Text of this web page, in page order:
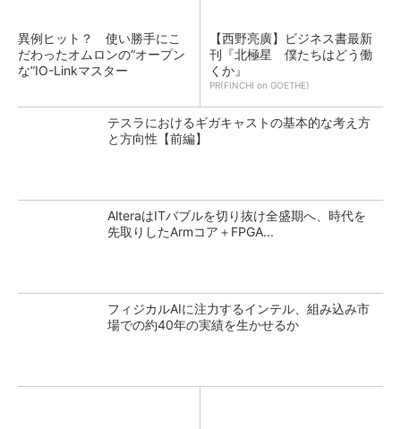
異例ヒット？ 使い勝手にこ
だわったオムロンの“オープン
な”IO-Linkマスター
【西野亮廣】ビジネス書最新
刊『北極星 僕たちはどう働
くか』
PR(FINCHI on GOETHE)
テスラにおけるギガキャストの基本的な考え方
と方向性【前編】
AlteraはITバブルを切り抜け全盛期へ、時代を
先取りしたArmコア＋FPGA...
フィジカルAIに注力するインテル、組み込み市
場での約40年の実績を生かせるか